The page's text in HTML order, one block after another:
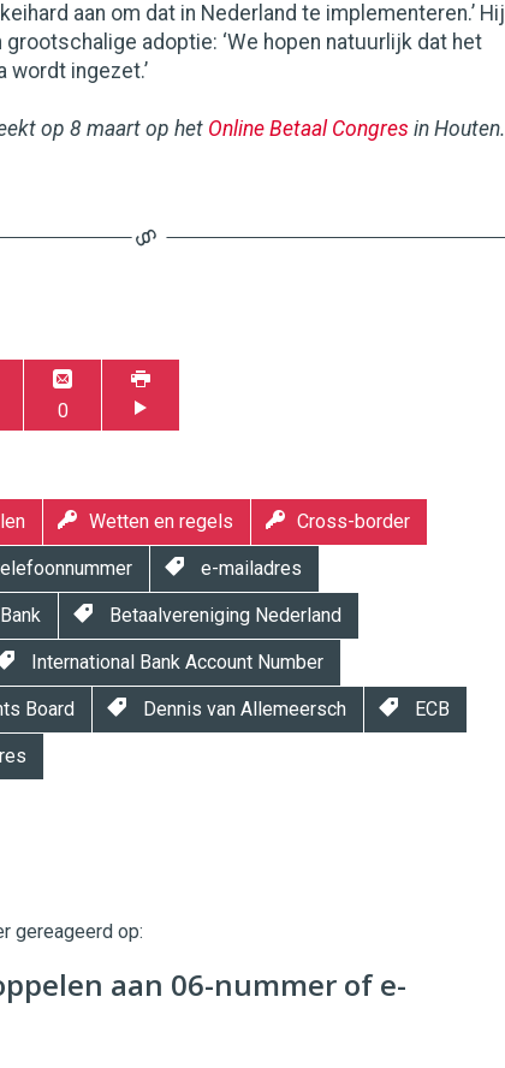
aan om dat in Nederland te implementeren.’ Hij
adoptie: ‘We hopen natuurlijk dat het
wordt ingezet.’
op 8 maart op het Online Betaal Congres in Houten.
0
Wetten en regels Cross-border
e-mailadres
Betaalvereniging Nederland
International Bank Account Number
Board Dennis van Allemeersch ECB
gereageerd op:
aan 06-nummer of e-